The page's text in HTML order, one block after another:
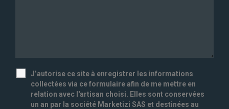
J’autorise ce site à enregistrer les informations
collectées via ce formulaire afin de me mettre en
relation avec l'artisan choisi. Elles sont conservées
un an par la société Marketizi SAS et destinées au